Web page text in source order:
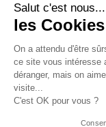
Salut c'est nous...
les
On a attendu d'être
ce site vous intéresse
déranger, mais on
visite...
C'est OK pour vous ?
NOX
Wiz
Voir toutes les collections
Nous suivre